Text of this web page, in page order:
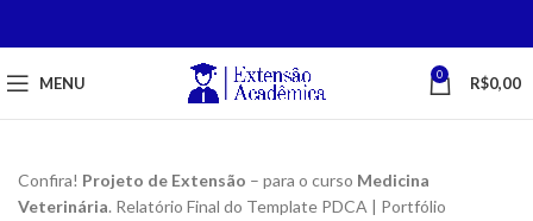
MENU 0 R$0,00
Confira! Projeto de Extensão – para o curso Medicina
Veterinária. Relatório Final do Template PDCA | Portfólio